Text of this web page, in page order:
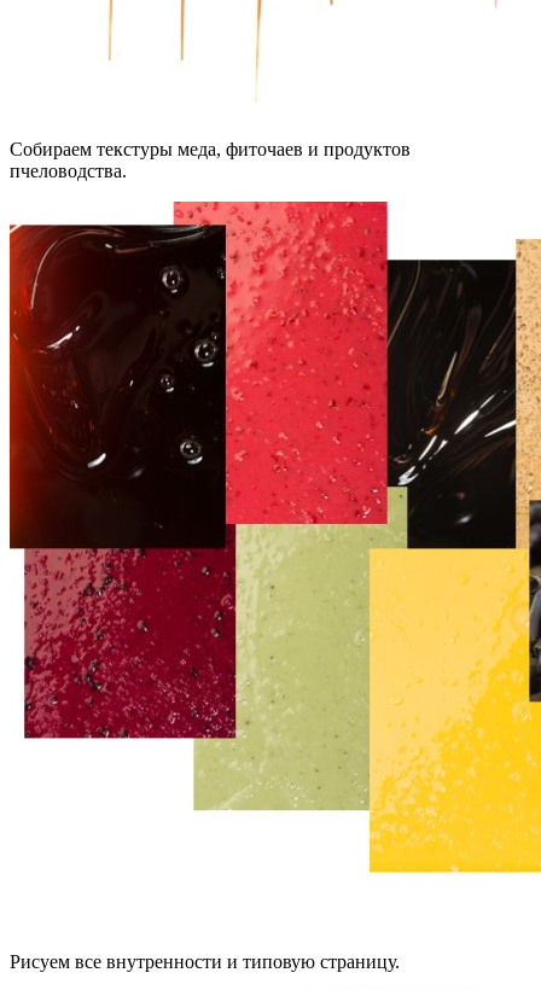
Собираем текстуры меда, фиточаев и продуктов
пчеловодства.
Рисуем все внутренности и типовую страницу.